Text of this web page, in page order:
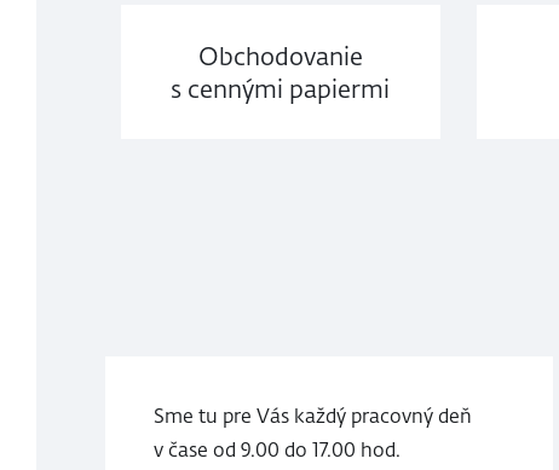
Obchodovanie
s cennými papiermi
Sme tu pre Vás každý pracovný deň
v čase od 9.00 do 17.00 hod.